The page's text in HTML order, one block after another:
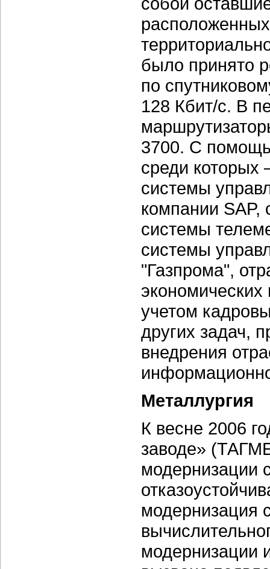
было принято
по
128 Кбит/с. В
3700. С
среди
системы
компании SAP,
системы
системы
"Газпрома",
экономических
учетом
других задач,
внедрения
Металлургия
К весне 2006
заводе»
модернизации
модернизация
модернизации